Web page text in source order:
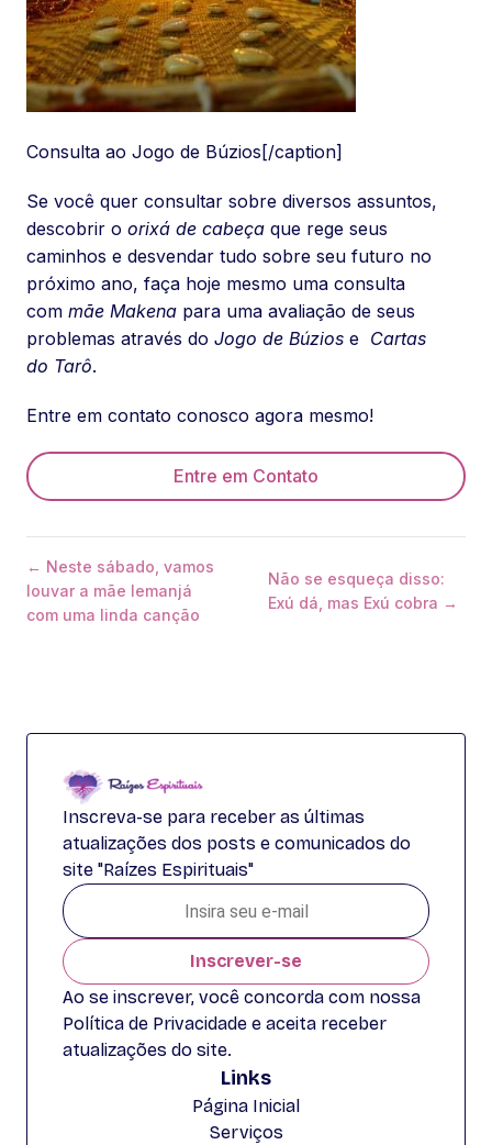
Consulta ao Jogo de Búzios[/caption]
Se você quer consultar sobre diversos assuntos,
descobrir o orixá de cabeça que rege seus
caminhos e desvendar tudo sobre seu futuro no
próximo ano, faça hoje mesmo uma consulta
com mãe Makena para uma avaliação de seus
problemas através do Jogo de Búzios e Cartas
do Tarô.
Entre em contato conosco agora mesmo!
Entre em Contato
← Neste sábado, vamos
louvar a mãe Iemanjá
com uma linda canção
Não se esqueça disso:
Exú dá, mas Exú cobra →
Inscreva-se para receber as últimas
atualizações dos posts e comunicados do
site "Raízes Espirituais"
Inscrever-se
Ao se inscrever, você concorda com nossa
Política de Privacidade e aceita receber
atualizações do site.
Links
Página Inicial
Serviços